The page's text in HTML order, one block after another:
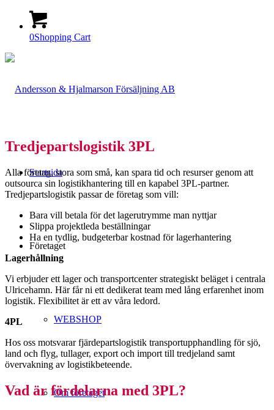
0Shopping Cart
Startsida
Företaget
WEBSHOP
Om företaget
Tredjepartslogistik 3PL
Alla företag, stora som små, kan spara tid och resurser genom att
outsourca sin logistikhantering till en kapabel 3PL-partner.
Tredjepartslogistik passar de företag som vill:
Bara vill betala för det lagerutrymme man nyttjar
Slippa projektleda beställningar
Ha en tydlig, budgeterbar kostnad för lagerhantering
Lagerhållning
Vi erbjuder ett lager och transportcenter strategiskt beläget i centrala
Ulricehamn. Här får ni ett dedikerat team med lång erfarenhet inom
logistik. Flexibilitet är ett av våra ledord.
4PL
​Hos oss motsvarar fjärdepartslogistik transportupphandling för sjö,
land och flyg, tullager, export och import till tredjeland samt
övervakning av logistikbeteende.
Vad är fördelarna med 3PL?